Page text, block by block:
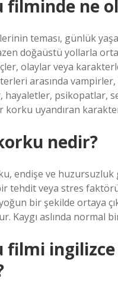
filminde ne
teması, günlük
doğaüstü yollarla
olaylar veya
arasında
hayaletler, psikopatlar,
korku uyandıran
nedir?
endişe ve huzursuzluk
tehdit veya stres
bir şekilde ortaya
Kaygı aslında normal
filmi ingilizce